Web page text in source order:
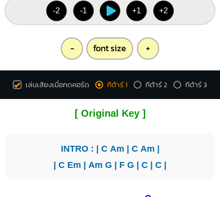
-2 -1 +1 +2
- font size +
เล่นเสียงเมื่อกดคอร์ด กีต้าร์ 1 กีต้าร์ 2 กีต้าร์ 3
[ Original Key ]
INTRO : | C Am | C Am |
| C Em | Am G | F G | C | C |